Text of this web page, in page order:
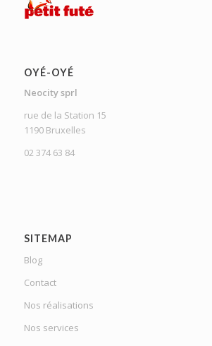
OYÉ-OYÉ
Neocity sprl
rue de la Station 15
1190 Bruxelles
02 374 63 84
SITEMAP
Blog
Contact
Nos réalisations
Nos services